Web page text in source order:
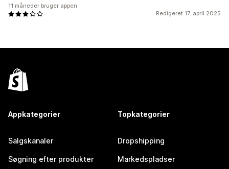
Redigeret 17. april 2025
11 måneder bruger appen
Appkategorier
Salgskanaler
Søgning efter produkter
Topkategorier
Dropshipping
Markedspladser